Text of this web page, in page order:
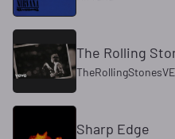
The Rolling
Sharp Edge